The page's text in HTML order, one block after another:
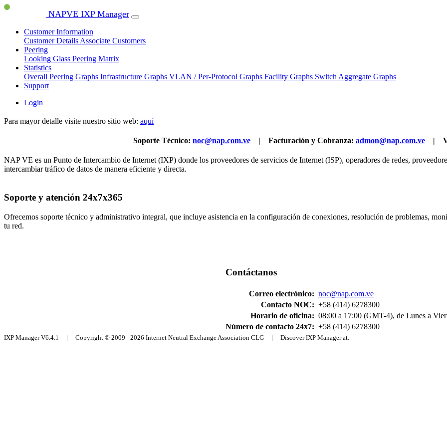
NAPVE IXP Manager
Customer Information
Customer Details Associate Customers
Peering
Looking Glass Peering Matrix
Statistics
Overall Peering Graphs Infrastructure Graphs VLAN / Per-Protocol Graphs Facility Graphs Switch Aggregate Graphs
Support
Login
Para mayor detalle visite nuestro sitio web: aquí
Soporte Técnico: noc@nap.com.ve| Facturación y Cobranza: admon@nap.com.ve|
NAP VE es un Punto de Intercambio de Internet (IXP) donde los proveedores de servicios de Internet (ISP), operadores de redes,
intercambiar tráfico de datos de manera eficiente y directa.
Soporte y atención 24x7x365
Ofrecemos soporte técnico y administrativo integral, que incluye asistencia en la configuración de conexiones, resolución de problemas,
tu red.
Contáctanos
Correo electrónico: noc@nap.com.ve
Contacto NOC: +58 (414) 6278300
Horario de oficina: 08:00 a 17:00 (GMT-4), de Lunes a
Número de contacto 24x7: +58 (414) 6278300
IXP Manager V6.4.1 | Copyright © 2009 - 2026 Internet Neutral Exchange Association CLG | Discover IXP Manager at: